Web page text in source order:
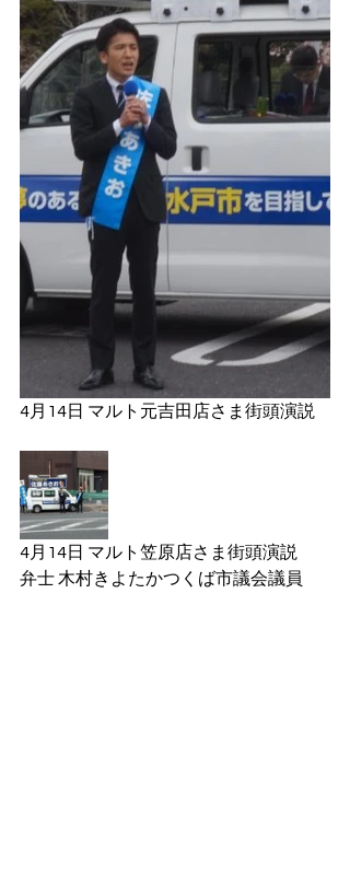
4月14日 マルト元吉田店さま街頭演説
4月14日 マルト笠原店さま街頭演説
弁士 木村きよたかつくば市議会議員